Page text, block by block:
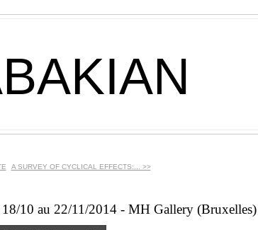
A SURVEY OF CYCLICAL EFFECTS:... >>
10 au 22/11/2014 - MH Gallery (Bruxelles)